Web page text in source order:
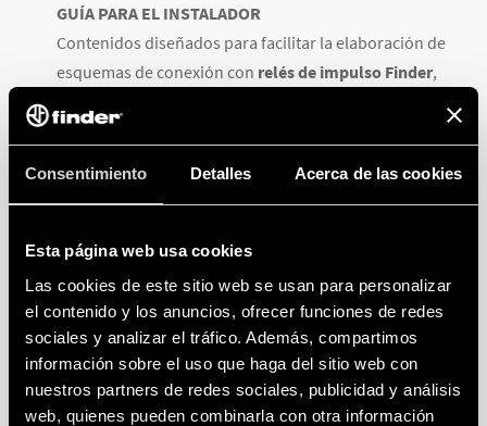
Consentimiento Detalles Acerca de las cookies
Esta página web usa cookies
Las cookies de este sitio web se usan para personalizar
el contenido y los anuncios, ofrecer funciones de redes
sociales y analizar el tráfico. Además, compartimos
información sobre el uso que haga del sitio web con
nuestros partners de redes sociales, publicidad y análisis
web, quienes pueden combinarla con otra información
GUÍA PARA EL INSTALADOR
Contenidos diseñados para facilitar la elaboración de
esquemas de conexión con relés de impulso Finder,
garantizando mejores resultados.
Conoce más aquí
MANUAL OPTA
Material diseñado para profundizar el uso del relé
lógico programable Finder OPTA, con contenidos
prácticos sobre programación, automatización y
aplicaciones industriales.